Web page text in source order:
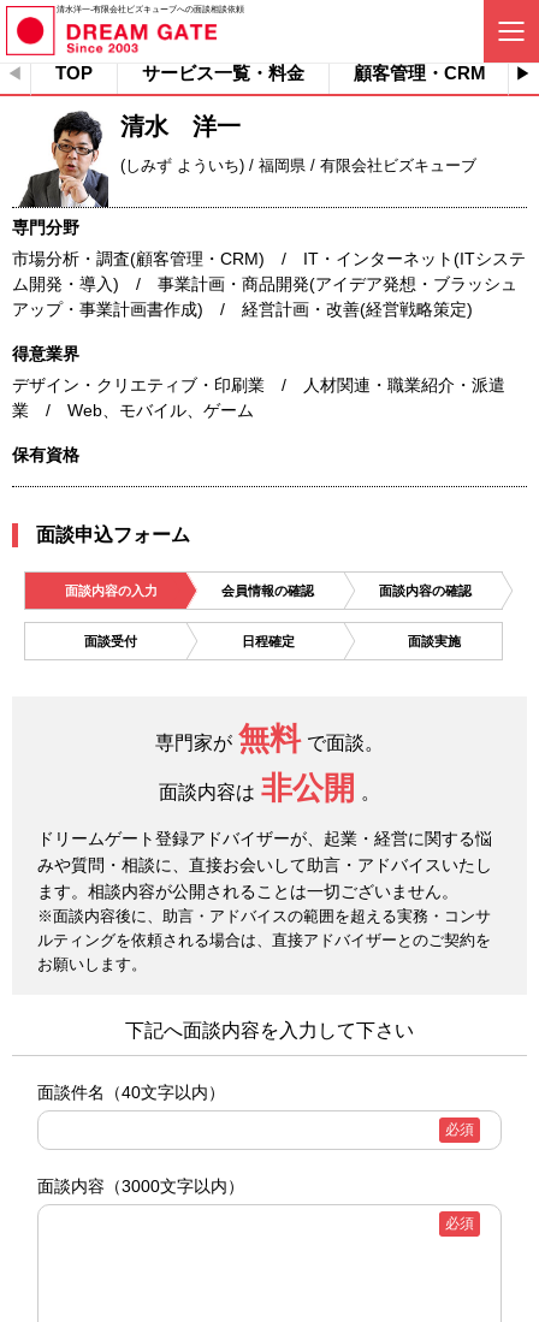
清水洋一-有限会社ビズキューブへの面談相談依頼
TOP サービス一覧・料金 顧客管理・CRM
清水 洋一
(しみず よういち) / 福岡県 / 有限会社ビズキューブ
専門分野
市場分析・調査(顧客管理・CRM) / IT・インターネット(ITシステ
ム開発・導入) / 事業計画・商品開発(アイデア発想・ブラッシュ
アップ・事業計画書作成) / 経営計画・改善(経営戦略策定)
得意業界
デザイン・クリエティブ・印刷業 / 人材関連・職業紹介・派遣
業 / Web、モバイル、ゲーム
保有資格
面談申込フォーム
面談内容の入力 会員情報の確認 面談内容の確認
面談受付 日程確定 面談実施
専門家が 無料 で面談。
面談内容は 非公開 。
ドリームゲート登録アドバイザーが、起業・経営に関する悩
みや質問・相談に、直接お会いして助言・アドバイスいたし
ます。相談内容が公開されることは一切ございません。
※面談内容後に、助言・アドバイスの範囲を超える実務・コンサ
ルティングを依頼される場合は、直接アドバイザーとのご契約を
お願いします。
下記へ面談内容を入力して下さい
面談件名 （40文字以内）
必須
面談内容 （3000文字以内）
必須